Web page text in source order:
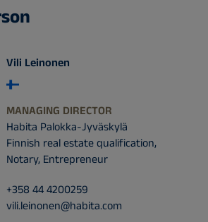
Vili Leinonen
MANAGING DIRECTOR
Habita Palokka-Jyväskylä
Finnish real estate qualification,
Notary, Entrepreneur
+358 44 4200259
vili.leinonen@habita.com